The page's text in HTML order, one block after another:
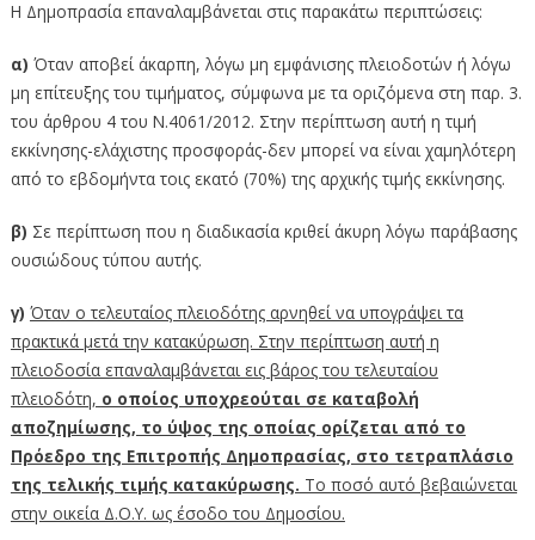
Η Δημοπρασία επαναλαμβάνεται στις παρακάτω περιπτώσεις:
α) Όταν αποβεί άκαρπη, λόγω μη εμφάνισης πλειοδοτών ή λόγω
μη επίτευξης του τιμήματος, σύμφωνα με τα οριζόμενα στη παρ. 3.
του άρθρου 4 του Ν.4061/2012. Στην περίπτωση αυτή η τιμή
εκκίνησης-ελάχιστης προσφοράς-δεν μπορεί να είναι χαμηλότερη
από το εβδομήντα τοις εκατό (70%) της αρχικής τιμής εκκίνησης.
β) Σε περίπτωση που η διαδικασία κριθεί άκυρη λόγω παράβασης
ουσιώδους τύπου αυτής.
γ) Όταν ο τελευταίος πλειοδότης αρνηθεί να υπογράψει τα
πρακτικά μετά την κατακύρωση. Στην περίπτωση αυτή η
πλειοδοσία επαναλαμβάνεται εις βάρος του τελευταίου
πλειοδότη, ο οποίος υποχρεούται σε καταβολή
αποζημίωσης, το ύψος της οποίας ορίζεται από το
Πρόεδρο της Επιτροπής Δημοπρασίας, στο τετραπλάσιο
της τελικής τιμής κατακύρωσης. Το ποσό αυτό βεβαιώνεται
στην οικεία Δ.Ο.Υ. ως έσοδο του Δημοσίου.